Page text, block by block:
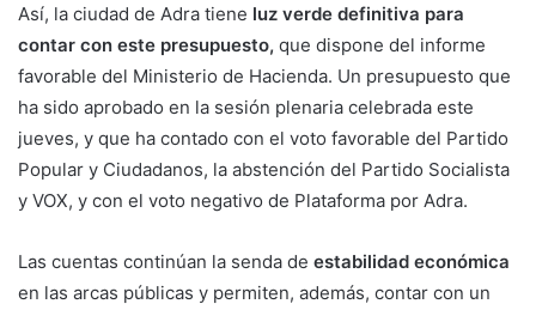
Así, la ciudad de Adra tiene luz verde definitiva para
contar con este presupuesto, que dispone del informe
favorable del Ministerio de Hacienda. Un presupuesto que
ha sido aprobado en la sesión plenaria celebrada este
jueves, y que ha contado con el voto favorable del Partido
Popular y Ciudadanos, la abstención del Partido Socialista
y VOX, y con el voto negativo de Plataforma por Adra.
Las cuentas continúan la senda de estabilidad económica
en las arcas públicas y permiten, además, contar con un